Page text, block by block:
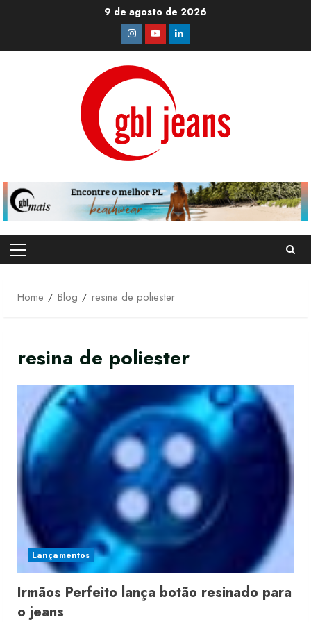
9 de agosto de 2026
Instagram
YoutubeLinkedin
Primary
Home
Blog resina de poliester
resina de poliester
Lançamentos
Irmãos Perfeito lança botão resinado para
o jeans